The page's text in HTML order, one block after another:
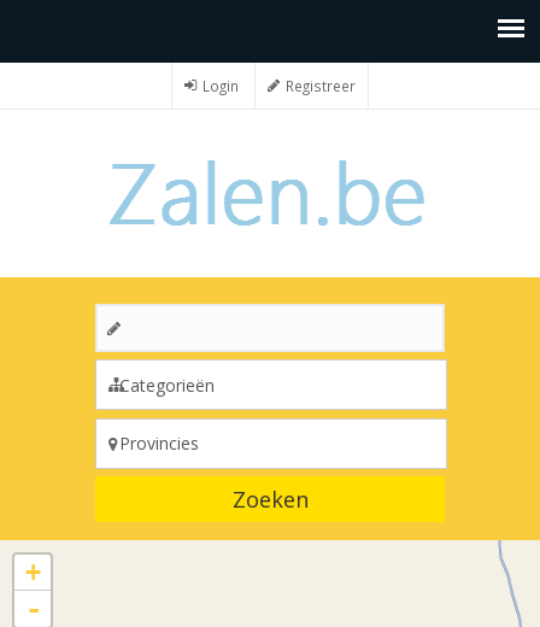
Login Registreer
Zoeken
+
-